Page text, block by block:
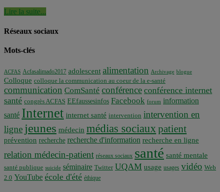
Lire la suite...
Réseaux sociaux
Mots-clés
ACFAS Acfasalimado2017 adolescent alimentation Archivage blogue
Colloque colloque la communication au coeur de la e-santé
communication ComSanté conférence conférence internet
santé congrès ACFAS EEfaussesinfos Facebook forum information
santé Internet internet santé intervention intervention en
ligne jeunes médecin médias sociaux patient
prévention recherche recherche d'information recherche en ligne
relation médecin-patient réseaux sociaux santé santé mentale
santé publique suicide séminaire Twitter UQAM usage usages vidéo Web
2.0 YouTube école d'été éthique